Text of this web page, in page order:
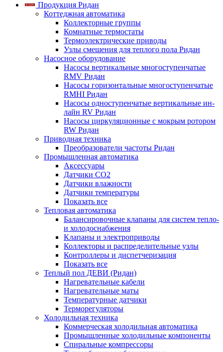
Продукция Ридан
Коттеджная автоматика
Коллекторные группы
Комнатные термостаты
Термоэлектрические приводы
Узлы смешения для теплого пола Ридан
Насосное оборудование
Насосы вертикальные многоступенчатые
RMV Ридан
Насосы горизонтальные многоступенчатые
RMHI Ридан
Насосы одноступенчатые вертикальные ин-
лайн RV Ридан
Насосы циркуляционные с мокрым ротором
RW Ридан
Приводная техника
Преобразователи частоты Ридан
Промышленная автоматика
Аксессуары
Датчики CO2
Датчики влажности
Датчики температуры
Показать все
Тепловая автоматика
Балансировочные клапаны для систем тепло-
и холодоснабжения
Клапаны и электроприводы
Коллекторы и распределительные узлы
Контроллеры и диспетчеризация
Показать все
Теплый пол ДЕВИ (Ридан)
Нагревательные кабели
Нагревательные маты
Температурные датчики
Терморегуляторы
Холодильная техника
Коммерческая холодильная автоматика
Промышленные холодильные компоненты
Спиральные компрессоры